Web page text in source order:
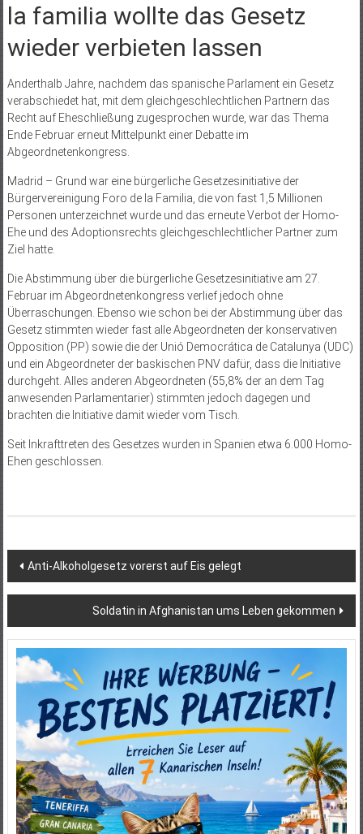
la familia wollte das Gesetz
wieder verbieten lassen
Anderthalb Jahre, nachdem das spanische Parlament ein Gesetz
verabschiedet hat, mit dem gleichgeschlechtlichen Partnern das
Recht auf Eheschließung zugesprochen wurde, war das Thema
Ende Februar erneut Mittelpunkt einer Debatte im
Abgeordnetenkongress.
Madrid – Grund war eine bürgerliche Gesetzesinitiative der
Bürgervereinigung Foro de la Familia, die von fast 1,5 Millionen
Personen unterzeichnet wurde und das erneute Verbot der Homo-
Ehe und des Adoptionsrechts gleichgeschlechtlicher Partner zum
Ziel hatte.
Die Abstimmung über die bürgerliche Gesetzesinitiative am 27.
Februar im Abgeordnetenkongress verlief jedoch ohne
Überraschungen. Ebenso wie schon bei der Abstimmung über das
Gesetz stimmten wieder fast alle Abgeordneten der konservativen
Opposition (PP) sowie die der Unió Democrática de Catalunya (UDC)
und ein Abgeordneter der baskischen PNV dafür, dass die Initiative
durchgeht. Alles anderen Abgeordneten (55,8% der an dem Tag
anwesenden Parlamentarier) stimmten jedoch dagegen und
brachten die Initiative damit wieder vom Tisch.
Seit Inkrafttreten des Gesetzes wurden in Spanien etwa 6.000 Homo-
Ehen geschlossen.
Beitragsnavigation
Anti-Alkoholgesetz vorerst auf Eis gelegt
Soldatin in Afghanistan ums Leben gekommen